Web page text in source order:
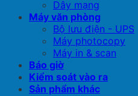
Dây mạng
Máy văn phòng
Bộ lưu điện - UPS
Máy photocopy
Máy in & scan
Báo giờ
Kiểm soát vào ra
Sản phẩm khác